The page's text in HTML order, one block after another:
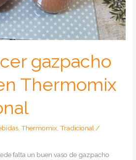
gazpacho
Thermomix
,Thermomix ,Tradicional /
falta un buen vaso de gazpacho